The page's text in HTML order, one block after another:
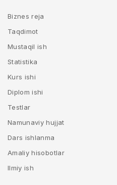
Biznes reja
Taqdimot
Mustaqil ish
Statistika
Kurs ishi
Diplom ishi
Testlar
Namunaviy hujjat
Dars ishlanma
Amaliy hisobotlar
Ilmiy ish